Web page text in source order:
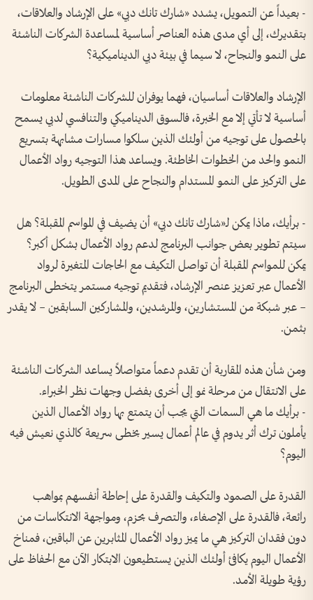
- بعيداً عن التمويل، يشدد «شارك تانك دبي» على الإرشاد والعلاقات،
بتقديرك، إلى أي مدى هذه العناصر أساسية لمساعدة الشركات الناشئة
على النمو والنجاح، لا سيما في بيئة دبي الديناميكية؟
الإرشاد والعلاقات أساسيان، فهما يوفران للشركات الناشئة معلومات
أساسية لا تأتي إلا مع الخبرة، فالسوق الديناميكي والتنافسي لدبي يسمح
بالحصول على توجيه من أولئك الذين سلكوا مسارات مشابهة بتسريع
النمو والحد من الخطوات الخاطئة. ويساعد هذا التوجيه رواد الأعمال
على التركيز على النمو المستدام والنجاح على المدى الطويل.
- برأيك، ماذا يمكن لـ«شارك تانك دبي» أن يضيف في المواسم المقبلة؟ هل
سيتم تطوير بعض جوانب البرنامج لدعم رواد الأعمال بشكل أكبر؟
يمكن للمواسم المقبلة أن تواصل التكيف مع الحاجات المتغيرة لرواد
الأعمال عبر تعزيز عنصر الإرشاد، فتقديم توجيه مستمر يتخطى البرنامج
– عبر شبكة من المستشارين، والمرشدين، والمشاركين السابقين – لا يقدر
بثمن.
ومن شأن هذه المقاربة أن تقدم دعماً متواصلاً يساعد الشركات الناشئة
على الانتقال من مرحلة نمو إلى أخرى بفضل وجهات نظر الخبراء.
- برأيك ما هي السمات التي يجب أن يتمتع بها رواد الأعمال الذين
يأملون ترك أثر يدوم في عالم أعمال يسير بخطى سريعة كالذي نعيش فيه
اليوم؟
القدرة على الصمود والتكيف والقدرة على إحاطة أنفسهم بمواهب
رائعة، فالقدرة على الإصغاء، والتصرف بحزم، ومواجهة الانتكاسات من
دون فقدان التركيز هي ما يميز رواد الأعمال المثابرين عن الباقين، فمناخ
الأعمال اليوم يكافئ أولئك الذين يستطيعون الابتكار الآن مع الحفاظ على
رؤية طويلة الأمد.